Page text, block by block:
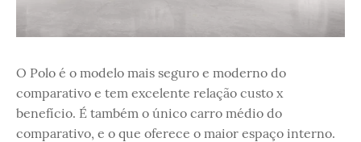
O Polo é o modelo mais seguro e moderno do
comparativo e tem excelente relação custo x
benefício. É também o único carro médio do
comparativo, e o que oferece o maior espaço interno.